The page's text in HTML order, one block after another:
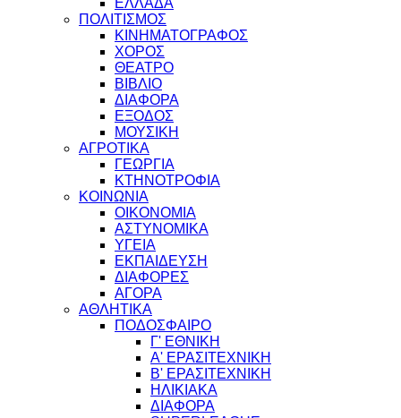
ΕΛΛΑΔΑ
ΠΟΛΙΤΙΣΜΟΣ
ΚΙΝΗΜΑΤΟΓΡΑΦΟΣ
ΧΟΡΟΣ
ΘΕΑΤΡΟ
ΒΙΒΛΙΟ
ΔΙΑΦΟΡΑ
ΕΞΟΔΟΣ
ΜΟΥΣΙΚΗ
ΑΓΡΟΤΙΚΑ
ΓΕΩΡΓΙΑ
ΚΤΗΝΟΤΡΟΦΙΑ
ΚΟΙΝΩΝΙΑ
ΟΙΚΟΝΟΜΙΑ
ΑΣΤΥΝΟΜΙΚΑ
ΥΓΕΙΑ
ΕΚΠΑΙΔΕΥΣΗ
ΔΙΑΦΟΡΕΣ
ΑΓΟΡΑ
ΑΘΛΗΤΙΚΑ
ΠΟΔΟΣΦΑΙΡΟ
Γ' ΕΘΝΙΚΗ
Α' ΕΡΑΣΙΤΕΧΝΙΚΗ
Β' ΕΡΑΣΙΤΕΧΝΙΚΗ
ΗΛΙΚΙΑΚΑ
ΔΙΑΦΟΡΑ